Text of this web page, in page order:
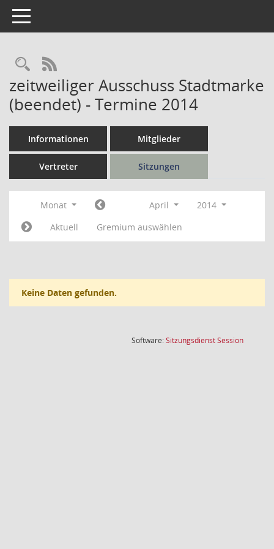
Toggle navigation
Rechercheauswahl
RSS-Feed
zeitweiliger Ausschuss Stadtmarke
(beendet) - Termine 2014
Informationen Mitglieder
Vertreter Sitzungen
Monat April
2014
Aktuell
Gremium auswählen
Keine Daten gefunden.
Software:SitzungsdienstSession(Wird in